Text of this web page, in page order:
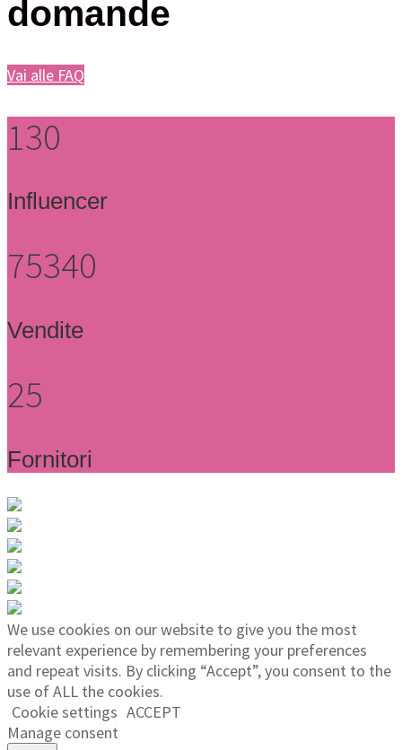
domande
Vai alle FAQ
130
Influencer
75340
Vendite
25
Fornitori
We use cookies on our website to give you the most
relevant experience by remembering your preferences
and repeat visits. By clicking “Accept”, you consent to the
use of ALL the cookies.
Cookie settings ACCEPT
Manage consent